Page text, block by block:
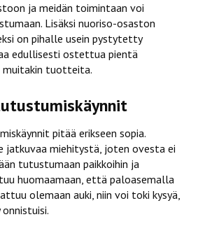
ja meidän toimintaan voi
Lisäksi nuoriso-osaston
on pihalle usein pystytetty
edullisesti ostettua pientä
muitakin tuotteita.
pitää erikseen sopia.
jatkuvaa miehitystä, joten ovesta ei
tutustumaan paikkoihin ja
huomaamaan, että paloasemalla
olemaan auki, niin voi toki kysyä,